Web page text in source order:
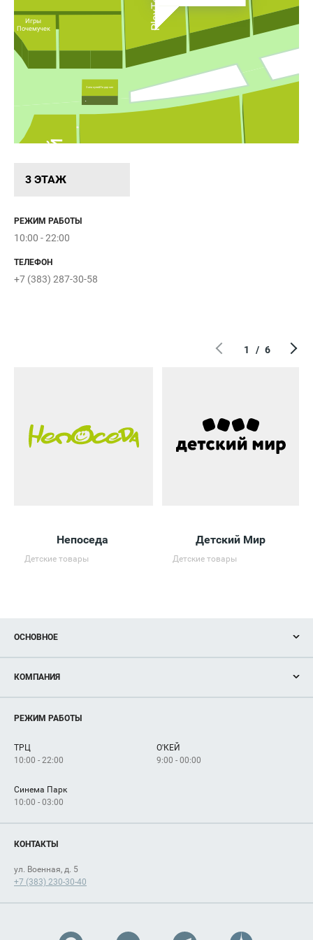
3 ЭТАЖ
РЕЖИМ РАБОТЫ
10:00 - 22:00
ТЕЛЕФОН
+7 (383) 287-30-58
Котофей
Игры
Почемучек
Запакуев&Подаркин
Непоседа
Детские товары
Детский Мир
Детские товары
1 / 6
ОСНОВНОЕ
Новости
Магазины
Услуги
КОМПАНИЯ
Рекламодателям
Как добраться
РЕЖИМ РАБОТЫ
ТРЦ
10:00 - 22:00
О'КЕЙ
9:00 - 00:00
Синема Парк
10:00 - 03:00
КОНТАКТЫ
ул. Военная, д. 5
+7 (383) 230-30-40